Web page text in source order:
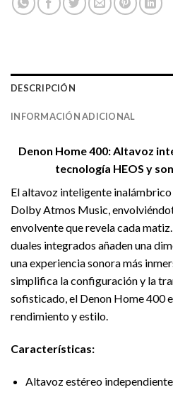
DESCRIPCIÓN
INFORMACIÓN ADICIONAL
Denon Home 400: Altavoz
tecnología HEOS y
El altavoz inteligente
Dolby Atmos Music,
envolvente que revela cada
duales integrados añaden una
una experiencia sonora más
simplifica la configuración y la
sofisticado, el Denon Home 400
rendimiento y estilo.
Características:
Altavoz estéreo independiente